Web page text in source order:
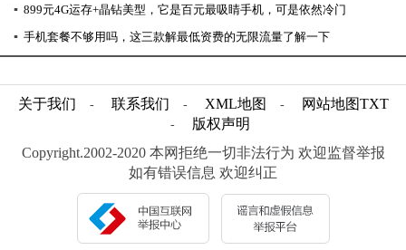
▪ 899元4G运存+晶钻美型，它是百元最吸睛手机，可是依然冷门
▪ 手机套餐不够用吗，这三款解最低资费的无限流量了解一下
关于我们 - 联系我们 - XML地图 - 网站地图TXT
-
版权声明
Copyright.2002-2020 本网拒绝一切非法行为 欢迎监督举报
如有错误信息 欢迎纠正